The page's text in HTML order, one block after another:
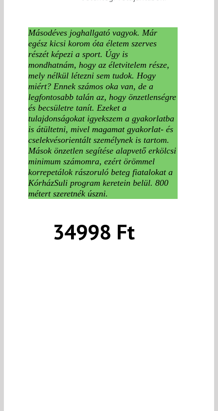
Másodéves joghallgató vagyok. Már
egész kicsi korom óta életem szerves
részét képezi a sport. Úgy is
mondhatnám, hogy az életvitelem része,
mely nélkül létezni sem tudok. Hogy
miért? Ennek számos oka van, de a
legfontosabb talán az, hogy önzetlenségre
és becsületre tanít. Ezeket a
tulajdonságokat igyekszem a gyakorlatba
is átültetni, mivel magamat gyakorlat- és
cselekvésorientált személynek is tartom.
Mások önzetlen segítése alapvető erkölcsi
minimum számomra, ezért örömmel
korrepetálok rászoruló beteg fiatalokat a
KórházSuli program keretein belül. 800
métert szeretnék úszni.
34998 Ft